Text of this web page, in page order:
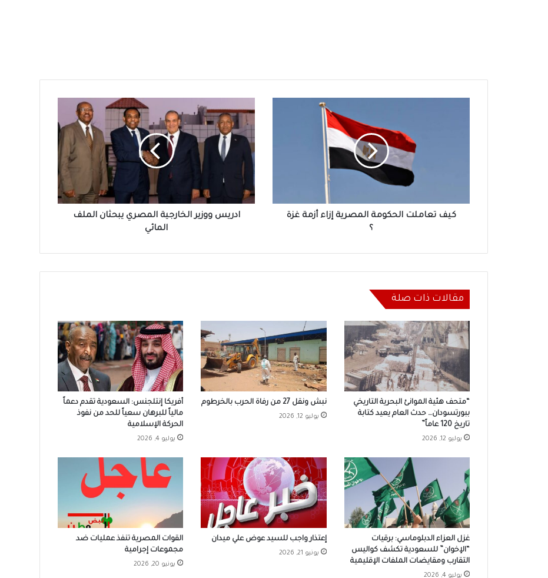
كيف تعاملت الحكومة المصرية إزاء أزمة غزة
؟
ووزير
الخارجية
المصري
يبحثان
الملف
المائي
ادريس ووزير الخارجية المصري يبحثان الملف
المائي
مقالات ذات صلة
“متحف هئية الموانئ البحرية التاريخي
ببورتسودان… حدث العام يعيد كتابة
تاريخ 120 عاماً”
يوليو 12, 2026
نبش ونقل 27 من رفاة الحرب بالخرطوم
يوليو 12, 2026
أفريكا إنتلجنس: السعودية تقدم دعماً
مالياً للبرهان سعياً للحد من نفوذ
الحركة الإسلامية
يوليو 4, 2026
غزل العزاء الدبلوماسي: برقيات
“الإخوان” للسعودية تكشف كواليس
التقارب ومقايضات الملفات الإقليمية
يوليو 4, 2026
إعتذار واجب للسيد عوض علي ميدان
يونيو 21, 2026
القوات المصرية تنفذ عمليات ضد
مجموعات إجرامية
يونيو 20, 2026